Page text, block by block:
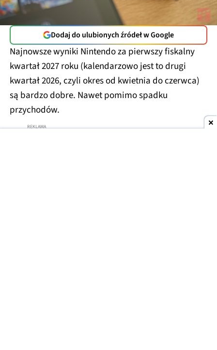
Dodaj do ulubionych źródeł w Google
Najnowsze wyniki Nintendo za pierwszy fiskalny
kwartał 2027 roku (kalendarzowo jest to drugi
kwartał 2026, czyli okres od kwietnia do czerwca)
są bardzo dobre. Nawet pomimo spadku
przychodów.